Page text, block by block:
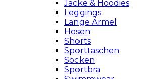
Jacke & Hoodies
Leggings
Lange Ärmel
Hosen
Shorts
Sporttaschen
Socken
Sportbra